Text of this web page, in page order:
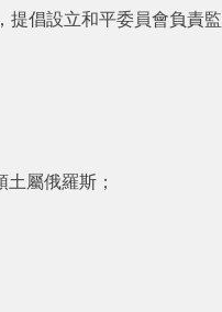
提倡設立和平委員會負責監
屬俄羅斯；